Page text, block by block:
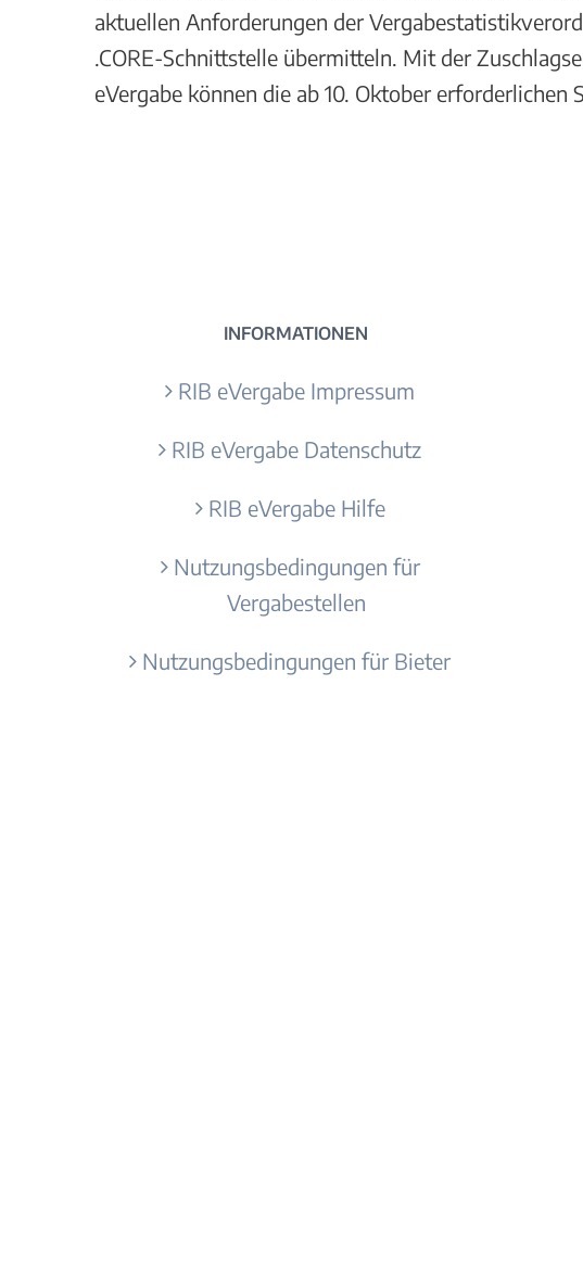
aktuellen Anforderungen der
.CORE-Schnittstelle übermitteln. Mit der
eVergabe können die ab 10. Oktober
INFORMATIONEN
RIB eVergabe Impressum
RIB eVergabe Datenschutz
RIB eVergabe Hilfe
Nutzungsbedingungen für
Vergabestellen
Nutzungsbedingungen für Bieter